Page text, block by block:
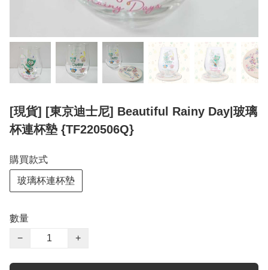
[現貨] [東京迪士尼] Beautiful Rainy Day|玻璃
杯連杯墊 {TF220506Q}
購買款式
玻璃杯連杯墊
數量
−
+